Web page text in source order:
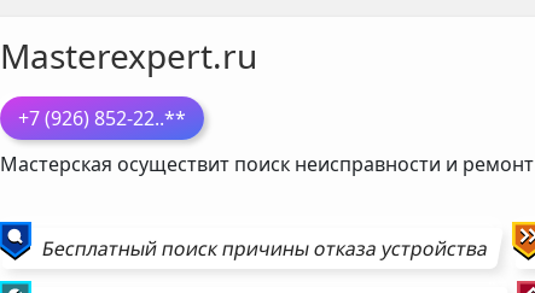
Masterexpert.ru
+7 (926) 852-22..**
Мастерская осуществит поиск неисправности и ремонт
Бесплатный поиск причины отказа устройства